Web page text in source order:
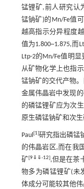
锰锂矿,前人研究认
锰钠矿)的Mn/Fe值
越高指示分异程度
值为1.800~1.875,而
Ltp-2的Mn/Fe值明
从矿物化学上也指
锰钠矿的交代产物
金属伟晶岩中发现
的磷锰锂矿应为次
原生磷锰钠矿和次生
Paul[1]研究指出磷锰
的伟晶岩区,而在我
矿 [9⇓ ⇓-12],但是在茶
物多为磷锰锂矿(未
体成分可能较其他